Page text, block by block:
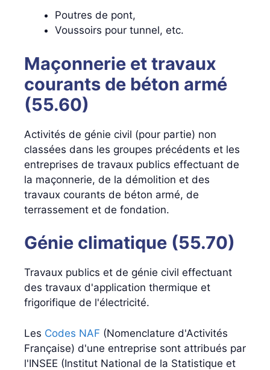
Poutres de pont,
Voussoirs pour tunnel, etc.
Maçonnerie et travaux
courants de béton armé
(55.60)
Activités de génie civil (pour partie) non
classées dans les groupes précédents et les
entreprises de travaux publics effectuant de
la maçonnerie, de la démolition et des
travaux courants de béton armé, de
terrassement et de fondation.
Génie climatique (55.70)
Travaux publics et de génie civil effectuant
des travaux d'application thermique et
frigorifique de l'électricité.
Les Codes NAF (Nomenclature d'Activités
Française) d'une entreprise sont attribués par
l'INSEE (Institut National de la Statistique et